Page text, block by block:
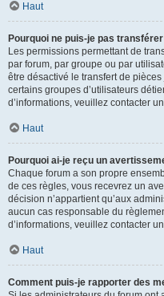
Haut
Pourquoi ne puis-je pas
Les permissions permettant de
par forum, par groupe ou par
être désactivé le transfert de
certains groupes d’utilisateurs
d’informations, veuillez contacter
Haut
Pourquoi ai-je reçu un
Chaque forum a son propre
de ces règles, vous recevrez un
décision n’appartient qu’aux
aucun cas responsable du
d’informations, veuillez contacter
Haut
Comment puis-je rapporter des